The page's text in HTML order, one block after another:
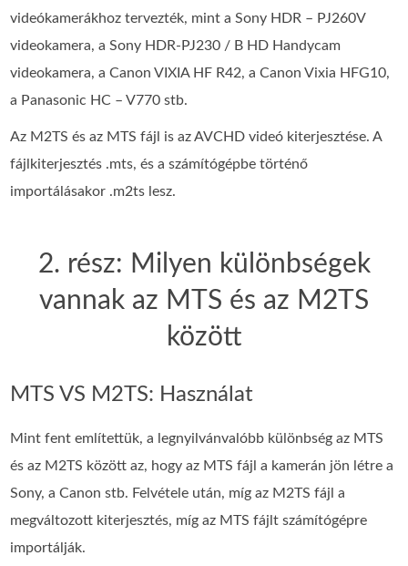
videókamerákhoz tervezték, mint a Sony HDR – PJ260V
videokamera, a Sony HDR-PJ230 / B HD Handycam
videokamera, a Canon VIXIA HF R42, a Canon Vixia HFG10,
a Panasonic HC – V770 stb.
Az M2TS és az MTS fájl is az AVCHD videó kiterjesztése. A
fájlkiterjesztés .mts, és a számítógépbe történő
importálásakor .m2ts lesz.
2. rész: Milyen különbségek
vannak az MTS és az M2TS
között
MTS VS M2TS: Használat
Mint fent említettük, a legnyilvánvalóbb különbség az MTS
és az M2TS között az, hogy az MTS fájl a kamerán jön létre a
Sony, a Canon stb. Felvétele után, míg az M2TS fájl a
megváltozott kiterjesztés, míg az MTS fájlt számítógépre
importálják.